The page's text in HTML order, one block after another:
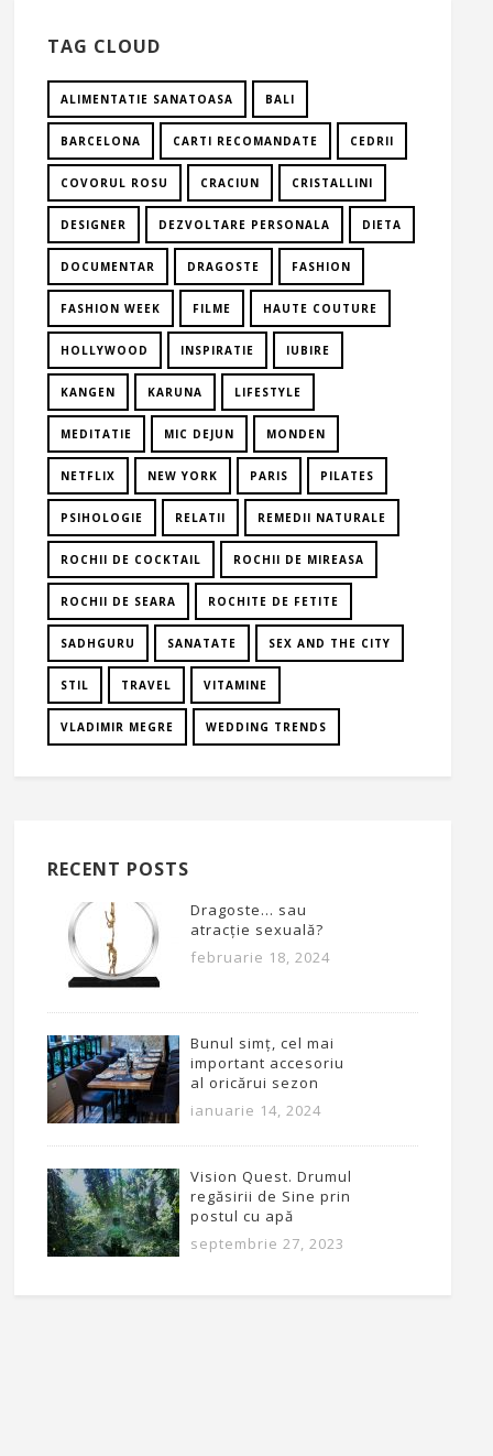
TAG CLOUD
ALIMENTATIE SANATOASA BALI
BARCELONA CARTI RECOMANDATE CEDRII
COVORUL ROSU CRACIUN CRISTALLINI
DESIGNER DEZVOLTARE PERSONALA DIETA
DOCUMENTAR DRAGOSTE FASHION
FASHION WEEK FILME HAUTE COUTURE
HOLLYWOOD INSPIRATIE IUBIRE
KANGEN KARUNA LIFESTYLE
MEDITATIE MIC DEJUN MONDEN
NETFLIX NEW YORK PARIS PILATES
PSIHOLOGIE RELATII REMEDII NATURALE
ROCHII DE COCKTAIL ROCHII DE MIREASA
ROCHII DE SEARA ROCHITE DE FETITE
SADHGURU SANATATE SEX AND THE CITY
STIL TRAVEL VITAMINE
VLADIMIR MEGRE WEDDING TRENDS
RECENT POSTS
Dragoste… sau
atracție sexuală?
februarie 18, 2024
Bunul simț, cel mai
important accesoriu
al oricărui sezon
ianuarie 14, 2024
Vision Quest. Drumul
regăsirii de Sine prin
postul cu apă
septembrie 27, 2023